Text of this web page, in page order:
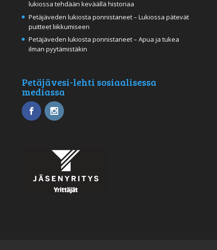
lukiossa tehdään keväällä historiaa
Petäjäveden lukiosta ponnistaneet – Lukiossa pätevät
puitteet liikkumiseen
Petäjäveden lukiosta ponnistaneet – Apua ja tukea
ilman pyytämistäkin
Petäjävesi-lehti sosiaalisessa
mediassa